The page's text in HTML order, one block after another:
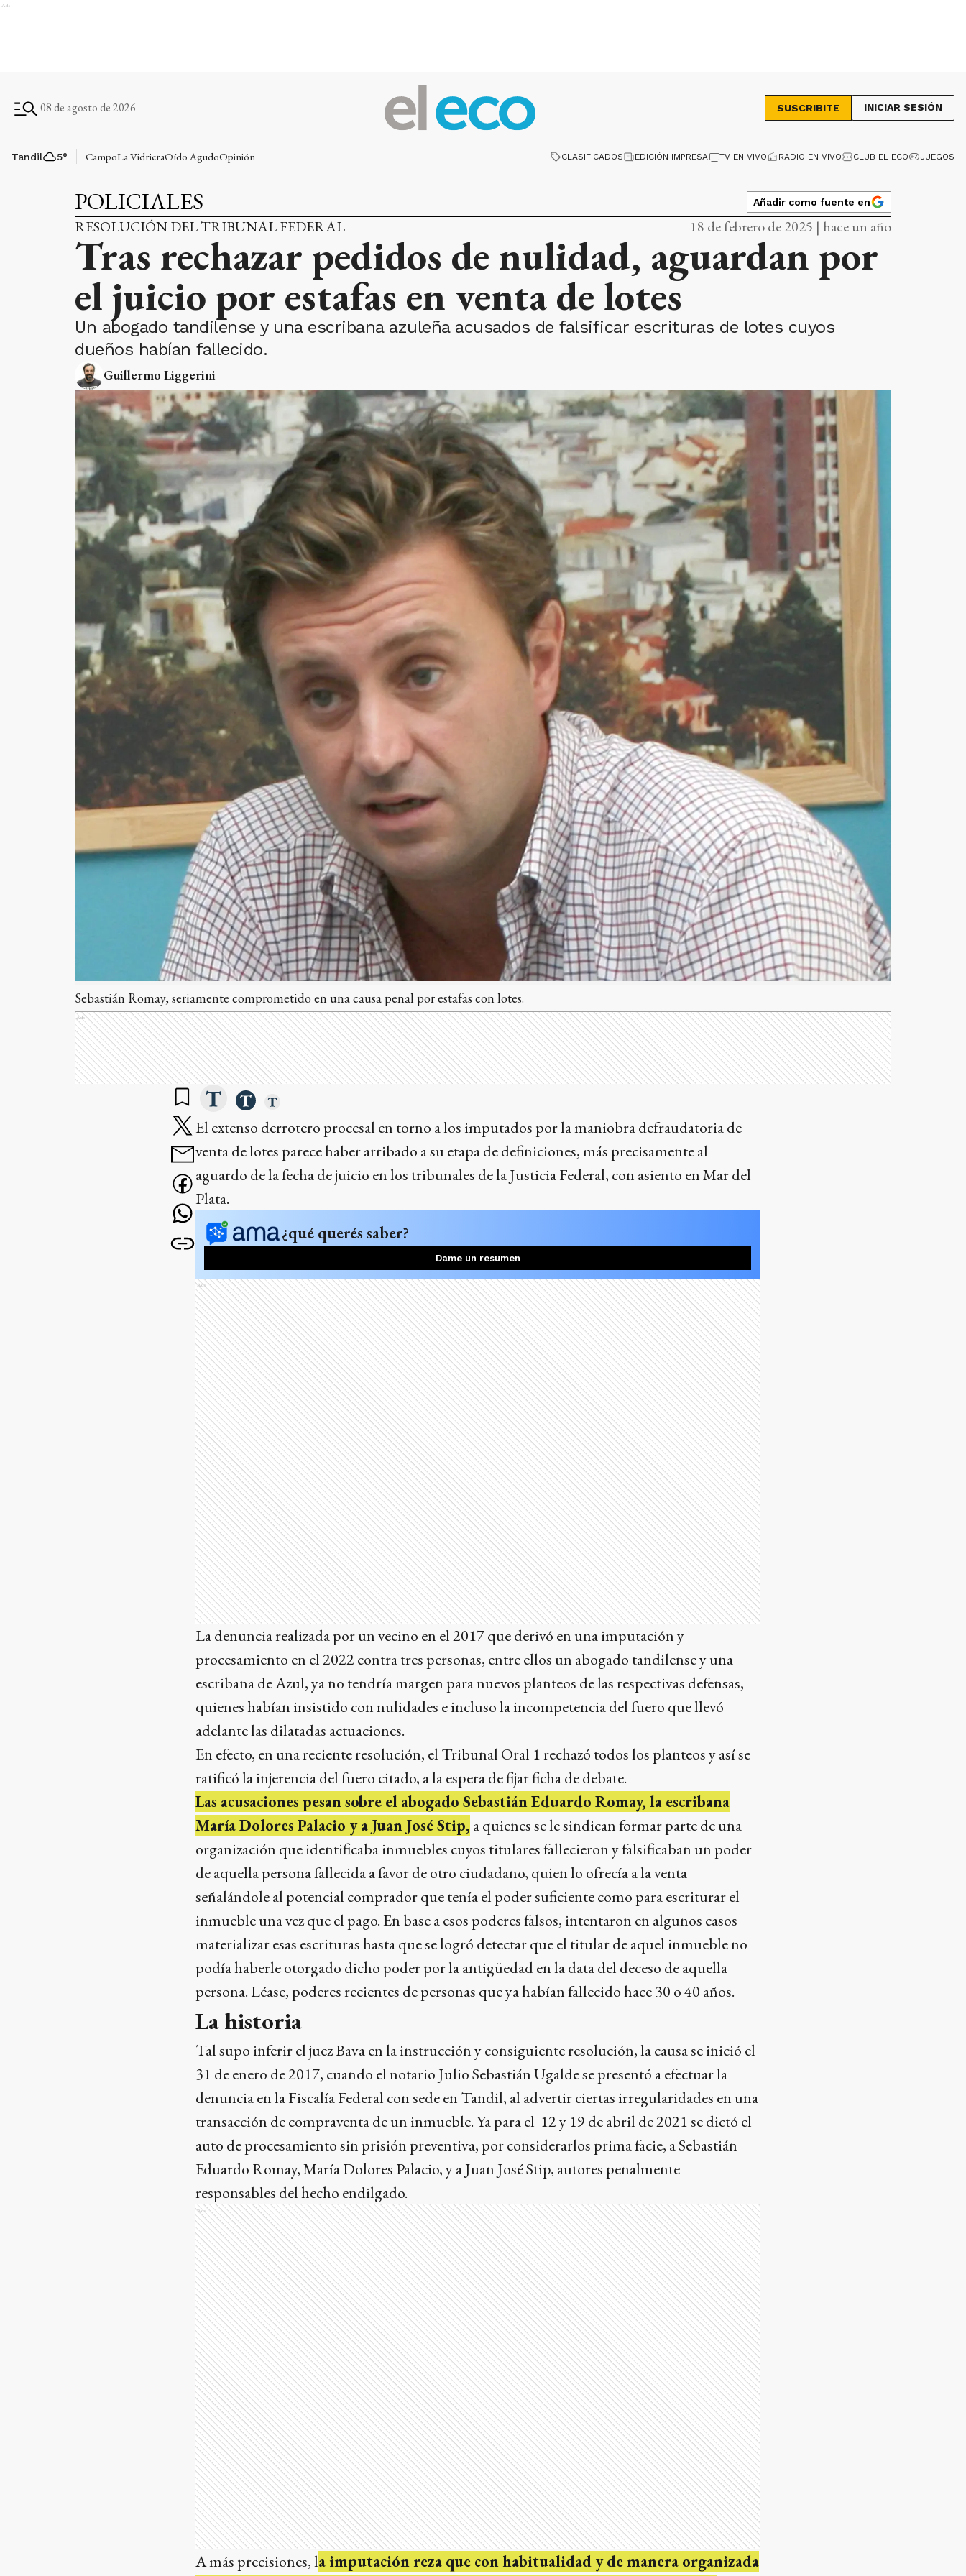
Ads
08 de agosto de 2026 SUSCRIBITE INICIAR SESIÓN
Tandil 5° CampoLa VidrieraOído AgudoOpinión CLASIFICADOS EDICIÓN IMPRESA TV EN VIVO RADIO EN VIVO CLUB EL ECO JUEGOS
POLICIALES Añadir como fuente en
RESOLUCIÓN DEL TRIBUNAL FEDERAL 18 de febrero de 2025 | hace un año
Tras rechazar pedidos de nulidad, aguardan por
el juicio por estafas en venta de lotes
Un abogado tandilense y una escribana azuleña acusados de falsificar escrituras de lotes cuyos
dueños habían fallecido.
Guillermo Liggerini
Sebastián Romay, seriamente comprometido en una causa penal por estafas con lotes.
Ads
El extenso derrotero procesal en torno a los imputados por la maniobra defraudatoria de
venta de lotes parece haber arribado a su etapa de definiciones, más precisamente al
aguardo de la fecha de juicio en los tribunales de la Justicia Federal, con asiento en Mar del
Plata.
¿qué querés saber?
Dame un resumen
Ads
La denuncia realizada por un vecino en el 2017 que derivó en una imputación y
procesamiento en el 2022 contra tres personas, entre ellos un abogado tandilense y una
escribana de Azul, ya no tendría margen para nuevos planteos de las respectivas defensas,
quienes habían insistido con nulidades e incluso la incompetencia del fuero que llevó
adelante las dilatadas actuaciones.
En efecto, en una reciente resolución, el Tribunal Oral 1 rechazó todos los planteos y así se
ratificó la injerencia del fuero citado, a la espera de fijar ficha de debate.
Las acusaciones pesan sobre el abogado Sebastián Eduardo Romay, la escribana
María Dolores Palacio y a Juan José Stip, a quienes se le sindican formar parte de una
organización que identificaba inmuebles cuyos titulares fallecieron y falsificaban un poder
de aquella persona fallecida a favor de otro ciudadano, quien lo ofrecía a la venta
señalándole al potencial comprador que tenía el poder suficiente como para escriturar el
inmueble una vez que el pago. En base a esos poderes falsos, intentaron en algunos casos
materializar esas escrituras hasta que se logró detectar que el titular de aquel inmueble no
podía haberle otorgado dicho poder por la antigüedad en la data del deceso de aquella
persona. Léase, poderes recientes de personas que ya habían fallecido hace 30 o 40 años.
La historia
Tal supo inferir el juez Bava en la instrucción y consiguiente resolución, la causa se inició el
31 de enero de 2017, cuando el notario Julio Sebastián Ugalde se presentó a efectuar la
denuncia en la Fiscalía Federal con sede en Tandil, al advertir ciertas irregularidades en una
transacción de compraventa de un inmueble. Ya para el 12 y 19 de abril de 2021 se dictó el
auto de procesamiento sin prisión preventiva, por considerarlos prima facie, a Sebastián
Eduardo Romay, María Dolores Palacio, y a Juan José Stip, autores penalmente
responsables del hecho endilgado.
Ads
A más precisiones, la imputación reza que con habitualidad y de manera organizada